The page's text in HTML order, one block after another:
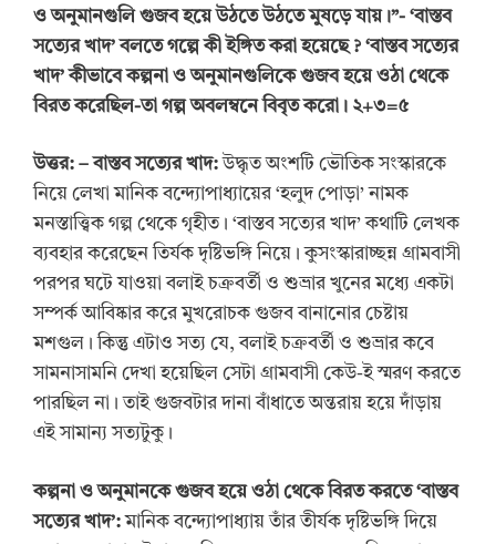
ও অনুমানগুলি গুজব হয়ে উঠতে উঠতে মুষড়ে যায়।”- ‘বাস্তব
সত্যের খাদ’ বলতে গল্পে কী ইঙ্গিত করা হয়েছে ? ‘বাস্তব সত্যের
খাদ’ কীভাবে কল্পনা ও অনুমানগুলিকে গুজব হয়ে ওঠা থেকে
বিরত করেছিল-তা গল্প অবলম্বনে বিবৃত করো। ২+৩=৫
উত্তর: – বাস্তব সত্যের খাদ:উদ্ধৃত অংশটি ভৌতিক সংস্কারকে
নিয়ে লেখা মানিক বন্দ্যোপাধ্যায়ের ‘হলুদ পোড়া’ নামক
মনস্তাত্ত্বিক গল্প থেকে গৃহীত। ‘বাস্তব সত্যের খাদ’ কথাটি লেখক
ব্যবহার করেছেন তির্যক দৃষ্টিভঙ্গি নিয়ে। কুসংস্কারাচ্ছন্ন গ্রামবাসী
পরপর ঘটে যাওয়া বলাই চক্রবর্তী ও শুভ্রার খুনের মধ্যে একটা
সম্পর্ক আবিষ্কার করে মুখরোচক গুজব বানানোর চেষ্টায়
মশগুল। কিন্তু এটাও সত্য যে, বলাই চক্রবর্তী ও শুভ্রার কবে
সামনাসামনি দেখা হয়েছিল সেটা গ্রামবাসী কেউ-ই স্মরণ করতে
পারছিল না। তাই গুজবটার দানা বাঁধাতে অন্তরায় হয়ে দাঁড়ায়
এই সামান্য সত্যটুকু।
কল্পনা ও অনুমানকে গুজব হয়ে ওঠা থেকে বিরত করতে‘বাস্তব
সত্যের খাদ’:মানিক বন্দ্যোপাধ্যায় তাঁর তীর্যক দৃষ্টিভঙ্গি দিয়ে